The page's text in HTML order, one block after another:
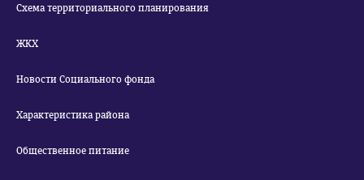
Схема территориального планирования
ЖКХ
Новости Социального фонда
Характеристика района
Общественное питание